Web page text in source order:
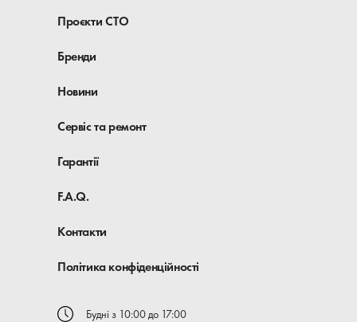
Проєкти СТО
Бренди
Новини
Сервіс та ремонт
Гарантії
F.A.Q.
Контакти
Політика конфіденційності
Будні з 10:00 до 17:00